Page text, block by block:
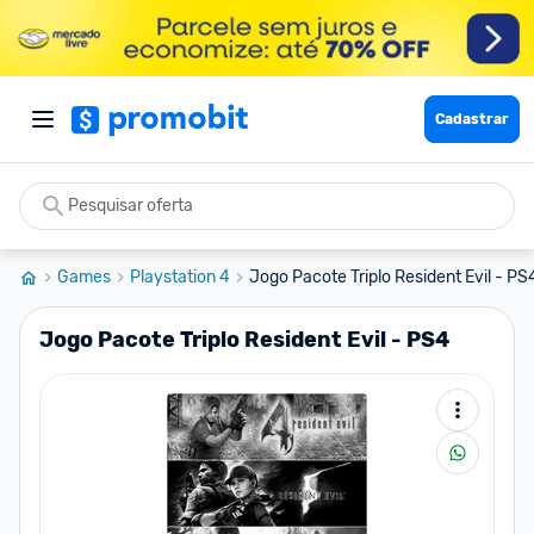
Cadastrar
Games Playstation 4 Jogo Pacote Triplo Resident Evil -
Jogo Pacote Triplo Resident Evil - PS4